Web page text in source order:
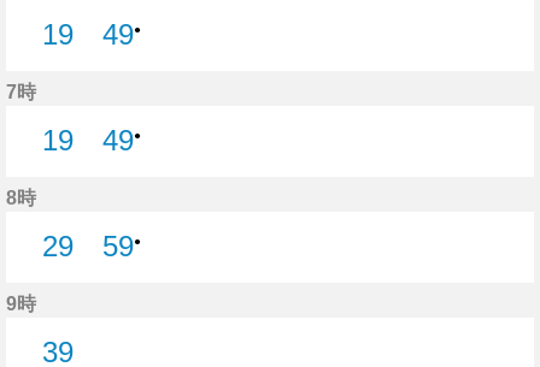
19
49●
7時
19
49●
8時
29
59●
9時
39